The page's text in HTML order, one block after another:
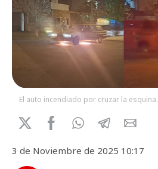
El auto incendiado por cruzar la esquina.
3 de Noviembre de 2025 10:17